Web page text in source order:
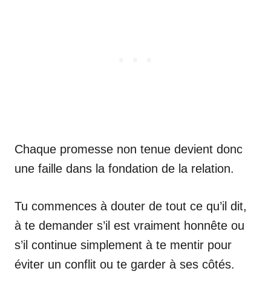
Chaque promesse non tenue devient donc
une faille dans la fondation de la relation.
Tu commences à douter de tout ce qu’il dit,
à te demander s’il est vraiment honnête ou
s’il continue simplement à te mentir pour
éviter un conflit ou te garder à ses côtés.